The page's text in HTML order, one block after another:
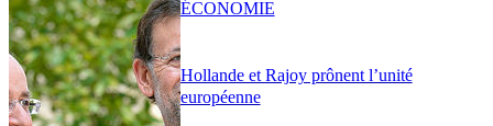
Hollande et Rajoy prônent l’unité
européenne
ÉCONOMIE